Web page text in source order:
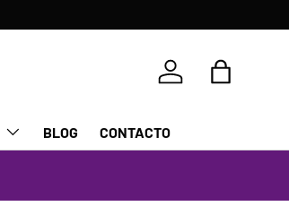
Iniciar sesión
Bolsa
BLOG CONTACTO